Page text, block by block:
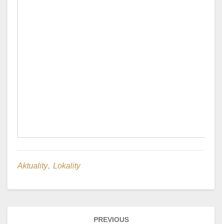
Aktuality, Lokality
PREVIOUS